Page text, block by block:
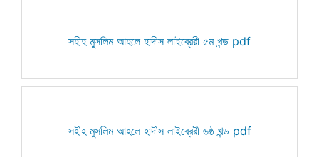
সহীহ মুসলিম আহলে হাদীস লাইব্রেরী ৫ম খন্ড pdf
সহীহ মুসলিম আহলে হাদীস লাইব্রেরী ৬ষ্ঠ খন্ড pdf